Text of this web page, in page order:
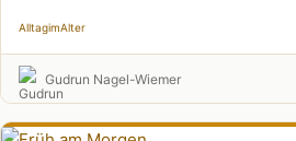
AlltagimAlter
Gudrun Nagel-Wiemer